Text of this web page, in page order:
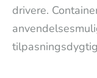
drivere.